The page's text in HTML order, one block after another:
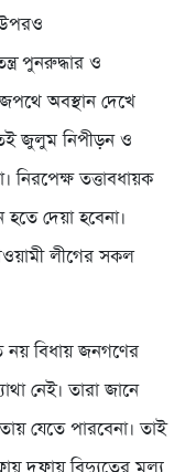
উপরও
পুনরুদ্ধার ও
অবস্থান দেখে
জুলুম নিপীড়ন ও
নিরপেক্ষ তত্তাবধায়ক
দেয়া হবেনা।
লীগের সকল
নয় বিধায় জনগণের
নেই। তারা জানে
যেতে পারবেনা। তাই